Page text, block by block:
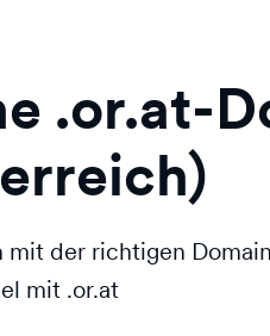
.or.at-
mit der richtigen
mit .or.at